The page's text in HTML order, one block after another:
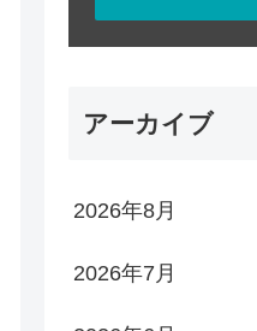
アーカイブ
2026年8月
2026年7月